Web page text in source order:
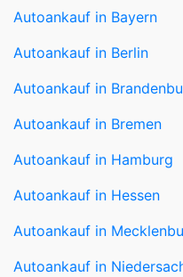
Autoankauf in Berlin
Autoankauf in
Autoankauf in Bremen
Autoankauf in Hamburg
Autoankauf in Hessen
Autoankauf in
Autoankauf in
Autoankauf in Nordrhein-